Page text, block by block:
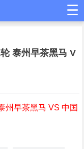
☰
泰州早茶黑马 V
州早茶黑马 VS 中国